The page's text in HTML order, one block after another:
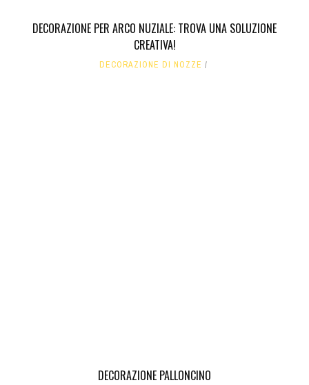
DECORAZIONE PER ARCO NUZIALE: TROVA UNA SOLUZIONE
CREATIVA!
DECORAZIONE DI NOZZE
DECORAZIONE PALLONCINO